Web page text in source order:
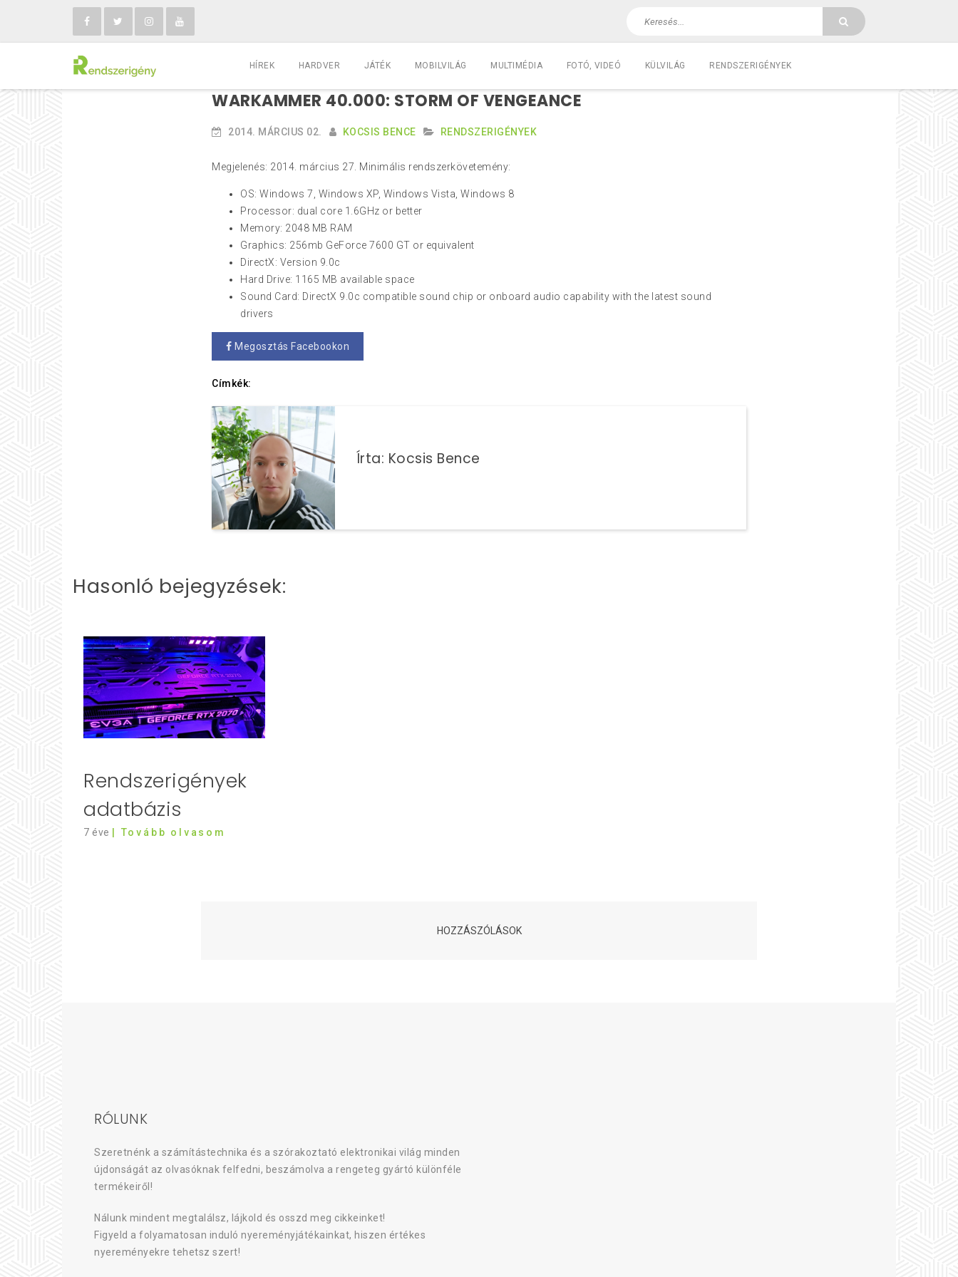
HÍREK HARDVER JÁTÉK MOBILVILÁG MULTIMÉDIA FOTÓ, VIDEÓ KÜLVILÁG RENDSZERIGÉNYEK
WARKAMMER 40.000: STORM OF VENGEANCE
2014. MÁRCIUS 02. KOCSIS BENCE RENDSZERIGÉNYEK
Megjelenés: 2014. március 27. Minimális rendszerkövetemény:
OS: Windows 7, Windows XP, Windows Vista, Windows 8
Processor: dual core 1.6GHz or better
Memory: 2048 MB RAM
Graphics: 256mb GeForce 7600 GT or equivalent
DirectX: Version 9.0c
Hard Drive: 1165 MB available space
Sound Card: DirectX 9.0c compatible sound chip or onboard audio capability with the latest sound
drivers
Megosztás Facebookon
Címkék:
Írta: Kocsis Bence
Hasonló bejegyzések:
Rendszerigények
adatbázis
7 éve | Tovább olvasom
HOZZÁSZÓLÁSOK
RÓLUNK
Szeretnénk a számítástechnika és a szórakoztató elektronikai világ minden
újdonságát az olvasóknak felfedni, beszámolva a rengeteg gyártó különféle
termékeiről!
Nálunk mindent megtalálsz, lájkold és osszd meg cikkeinket!
Figyeld a folyamatosan induló nyereményjátékainkat, hiszen értékes
nyereményekre tehetsz szert!